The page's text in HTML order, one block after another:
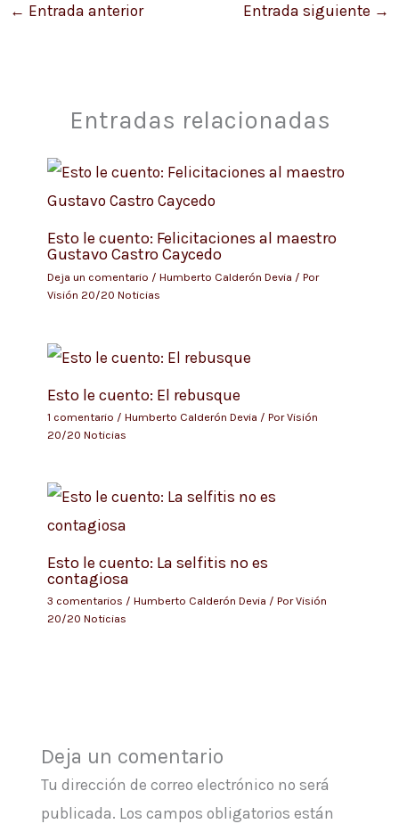
← Entrada anterior Entrada siguiente →
Entradas relacionadas
Esto le cuento: Felicitaciones al maestro
Gustavo Castro Caycedo
Deja un comentario / Humberto Calderón Devia / Por
Visión 20/20 Noticias
Esto le cuento: El rebusque
1 comentario / Humberto Calderón Devia / PorVisión
20/20 Noticias
Esto le cuento: La selfitis no es
contagiosa
3 comentarios / Humberto Calderón Devia / PorVisión
20/20 Noticias
Deja un comentario
Tu dirección de correo electrónico no será
publicada. Los campos obligatorios están